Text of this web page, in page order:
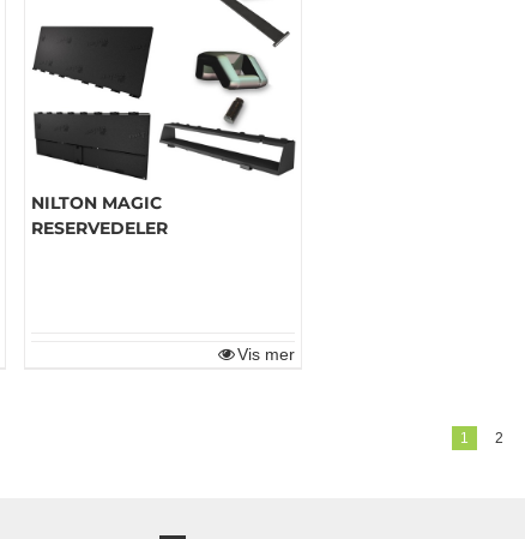
NILTON MAGIC
RESERVEDELER
Vis mer
1 2